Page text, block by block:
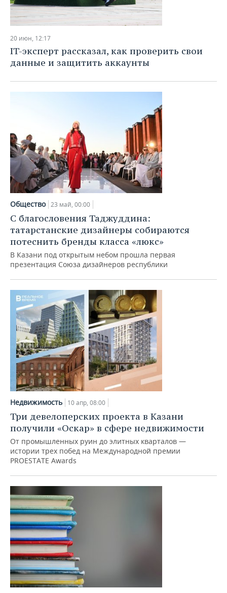
20 июн, 12:17
IT-эксперт рассказал, как проверить свои
данные и защитить аккаунты
Общество 23 май, 00:00
С благословения Таджуддина:
татарстанские дизайнеры собираются
потеснить бренды класса «люкс»
В Казани под открытым небом прошла первая
презентация Союза дизайнеров республики
Недвижимость 10 апр, 08:00
Три девелоперских проекта в Казани
получили «Оскар» в сфере недвижимости
От промышленных руин до элитных кварталов —
истории трех побед на Международной премии
PROESTATE Awards